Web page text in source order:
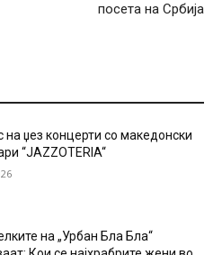
посета на Србија
на џез концерти со македонски
“JAZZOTERIA“
на „Урбан Бла Бла“